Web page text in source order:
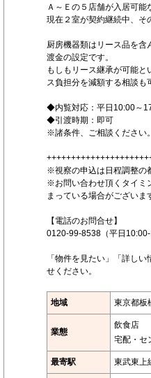
Ａ～Ｅの５店舗が入居可能
現在２室が契約継続中、そ
厨房機器類はリース品を含
渡金の設定です。
もしもリース継承が可能
ス負担分を減額する相談も
◆内覧対応：平日10:00～
◆引渡時期：即可
※諸条件、ご相談ください。
※視察の申込は日程調整の
※お問い合わせ頂くタイミ
まっている場合がございま
【電話のお問合せ】
0120-99-8538（平日10:00-
「物件を見たい」「詳し
せください。
地域 東京都板
業態
飲食店
宅配・セ
最寄駅 東武東上